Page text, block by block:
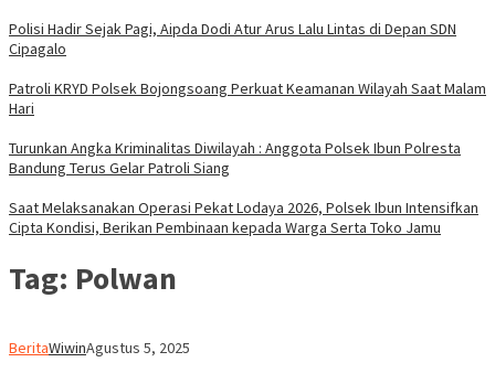
Polisi Hadir Sejak Pagi, Aipda Dodi Atur Arus Lalu Lintas di Depan SDN
Cipagalo
Patroli KRYD Polsek Bojongsoang Perkuat Keamanan Wilayah Saat Malam
Hari
Turunkan Angka Kriminalitas Diwilayah : Anggota Polsek Ibun Polresta
Bandung Terus Gelar Patroli Siang
Saat Melaksanakan Operasi Pekat Lodaya 2026, Polsek Ibun Intensifkan
Cipta Kondisi, Berikan Pembinaan kepada Warga Serta Toko Jamu
Tag: Polwan
BeritaWiwinAgustus 5, 2025